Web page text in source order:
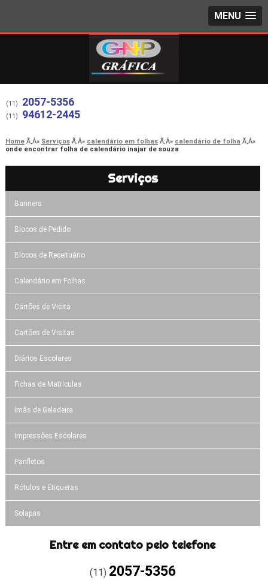
MENU
(11) 2057-5356
(11) 94612-2445
Home Serviços calendário em folhas
calendário de folha
onde encontrar folha de calendário inajar de souza
Serviços
Banners
Blocos de Pedido
Blocos de Receituário
Calendário em Folhas
Cartões de Visita
Cartões de Visitas
Diários Escolares
Fichas de Matrículas
ímãs de Geladeira
Impressões Escolares
Panfletos
Rótulos e Etiquetas
Solapas
Entre em contato pelo telefone
(11) 2057-5356